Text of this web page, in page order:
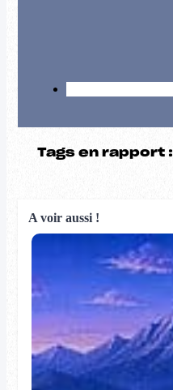
Tags en rapport :
A voir aussi !